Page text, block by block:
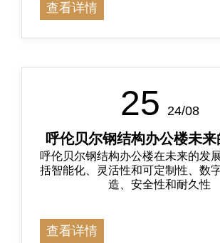
查看详情
25 24/08
呼伦贝尔钢结构办公楼未来
势
呼伦贝尔钢结构办公楼在未来的发
括智能化、灵活性和可定制性、数
造、安全性和耐久性
查看详情